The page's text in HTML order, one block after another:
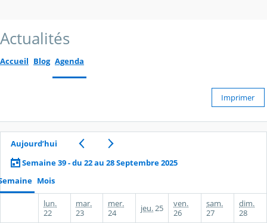
Actualités
Accueil Blog Agenda
Imprimer
Aujourd’hui
Semaine 39 - du 22 au 28 Septembre 2025
Mois
lun.
22
mar.
23
mer.
24
jeu.25
ven.
26
sam.
27
dim.
28